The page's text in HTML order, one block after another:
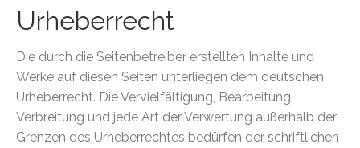
Urheberrecht
Die durch die Seitenbetreiber erstellten Inhalte und
Werke auf diesen Seiten unterliegen dem deutschen
Urheberrecht. Die Vervielfältigung, Bearbeitung,
Verbreitung und jede Art der Verwertung außerhalb der
Grenzen des Urheberrechtes bedürfen der schriftlichen